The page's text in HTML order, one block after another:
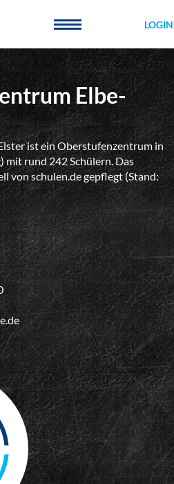
LOGIN
Elbe-
ist ein Oberstufenzentrum in
mit rund 242 Schülern. Das
von schulen.de gepflegt (Stand: